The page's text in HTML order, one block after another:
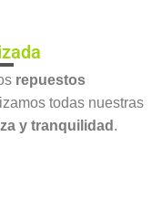
repuestos
todas nuestras
y tranquilidad .